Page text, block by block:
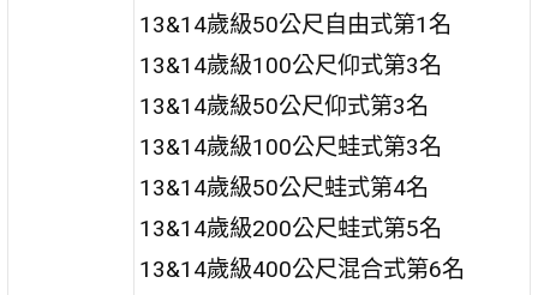
13&14歲級50公尺自由式第1名
13&14歲級100公尺仰式第3名
13&14歲級50公尺仰式第3名
13&14歲級100公尺蛙式第3名
13&14歲級50公尺蛙式第4名
13&14歲級200公尺蛙式第5名
13&14歲級400公尺混合式第6名